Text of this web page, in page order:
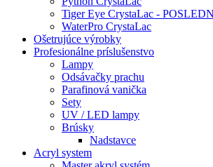
Tiger Eye CrystaLac -
WaterPro CrystaLac
Ošetrujúce výrobky
Profesionálne príslušenstvo
Lampy
Odsávačky prachu
Parafinová vanička
Sety
UV / LED lampy
Brúsky
Nadstavce
Acryl system